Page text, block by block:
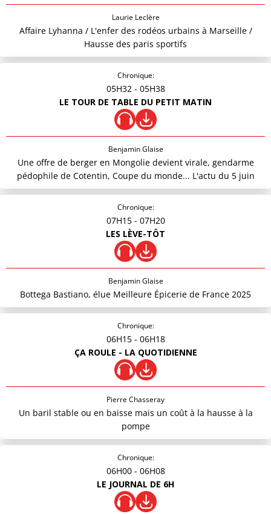
Laurie Leclère
Affaire Lyhanna / L'enfer des rodéos urbains à Marseille /
Hausse des paris sportifs
Chronique:
05H32 - 05H38
LE TOUR DE TABLE DU PETIT MATIN
Benjamin Glaise
Une offre de berger en Mongolie devient virale, gendarme
pédophile de Cotentin, Coupe du monde... L'actu du 5 juin
Chronique:
07H15 - 07H20
LES LÈVE-TÔT
Benjamin Glaise
Bottega Bastiano, élue Meilleure Épicerie de France 2025
Chronique:
06H15 - 06H18
ÇA ROULE - LA QUOTIDIENNE
Pierre Chasseray
Un baril stable ou en baisse mais un coût à la hausse à la
pompe
Chronique:
06H00 - 06H08
LE JOURNAL DE 6H